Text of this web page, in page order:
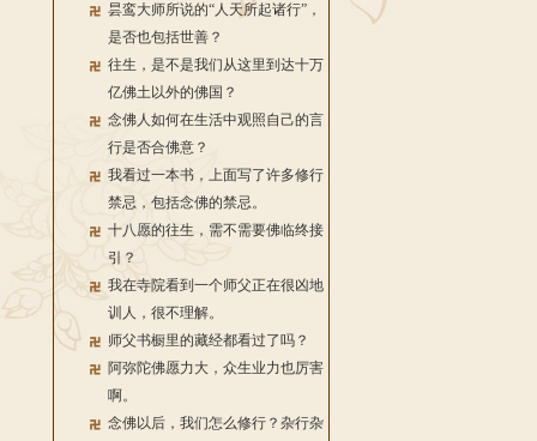
昙鸾大师所说的“人天所起诸行”，
是否也包括世善？
往生，是不是我们从这里到达十万
亿佛土以外的佛国？
念佛人如何在生活中观照自己的言
行是否合佛意？
我看过一本书，上面写了许多修行
禁忌，包括念佛的禁忌。
十八愿的往生，需不需要佛临终接
引？
我在寺院看到一个师父正在很凶地
训人，很不理解。
师父书橱里的藏经都看过了吗？
阿弥陀佛愿力大，众生业力也厉害
啊。
念佛以后，我们怎么修行？杂行杂